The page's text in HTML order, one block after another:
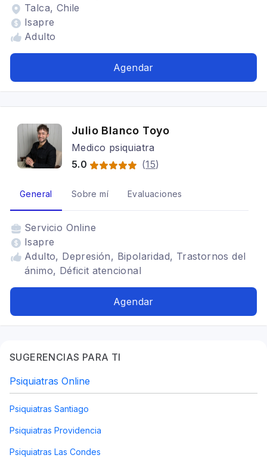
Talca, Chile
Isapre
Adulto
Agendar
Julio Blanco Toyo
Medico psiquiatra
5.0
(15)
General Sobre mí Evaluaciones
Servicio Online
Isapre
Adulto, Depresión, Bipolaridad, Trastornos del
ánimo, Déficit atencional
Agendar
SUGERENCIAS PARA TI
Psiquiatras Online
Psiquiatras Santiago
Psiquiatras Providencia
Psiquiatras Las Condes